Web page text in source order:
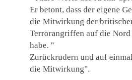
Er betont, dass der eigene
die Mitwirkung der
Terrorangriffen auf die Nord
habe. "
Zurückrudern und auf
die Mitwirkung".